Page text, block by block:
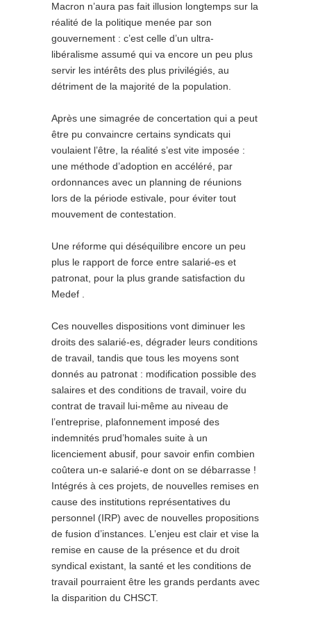
Macron n’aura pas fait illusion longtemps sur la
réalité de la politique menée par son
gouvernement : c’est celle d’un ultra-
libéralisme assumé qui va encore un peu plus
servir les intérêts des plus privilégiés, au
détriment de la majorité de la population.
Après une simagrée de concertation qui a peut
être pu convaincre certains syndicats qui
voulaient l’être, la réalité s’est vite imposée :
une méthode d’adoption en accéléré, par
ordonnances avec un planning de réunions
lors de la période estivale, pour éviter tout
mouvement de contestation.
Une réforme qui déséquilibre encore un peu
plus le rapport de force entre salarié-es et
patronat, pour la plus grande satisfaction du
Medef .
Ces nouvelles dispositions vont diminuer les
droits des salarié-es, dégrader leurs conditions
de travail, tandis que tous les moyens sont
donnés au patronat : modification possible des
salaires et des conditions de travail, voire du
contrat de travail lui-même au niveau de
l’entreprise, plafonnement imposé des
indemnités prud’homales suite à un
licenciement abusif, pour savoir enfin combien
coûtera un-e salarié-e dont on se débarrasse !
Intégrés à ces projets, de nouvelles remises en
cause des institutions représentatives du
personnel (IRP) avec de nouvelles propositions
de fusion d’instances. L’enjeu est clair et vise la
remise en cause de la présence et du droit
syndical existant, la santé et les conditions de
travail pourraient être les grands perdants avec
la disparition du CHSCT.